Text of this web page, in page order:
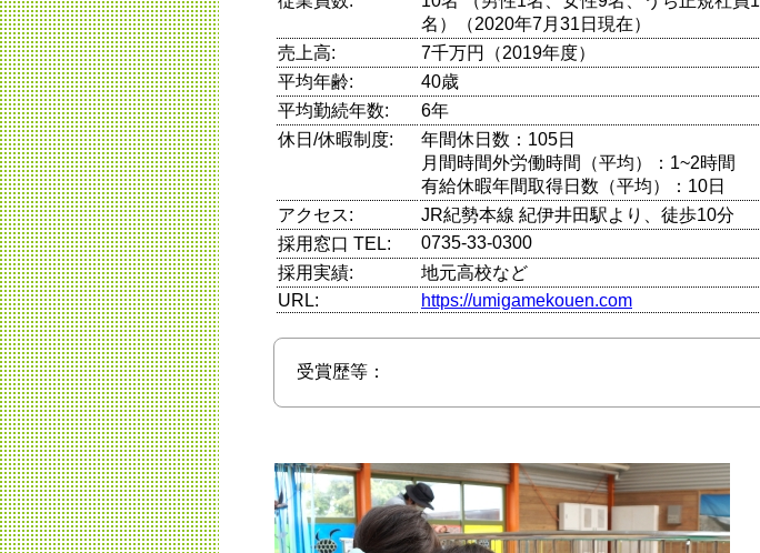
名）（2020年7月31日現在）
売上高:
7千万円（2019年度）
平均年齢:
40歳
平均勤続年数:
6年
休日/休暇制度:
年間休日数：105日
月間時間外労働時間（平均）：1~2時間
有給休暇年間取得日数（平均）：10日
アクセス:
JR紀勢本線 紀伊井田駅より、徒歩10分
採用窓口 TEL:
0735-33-0300
採用実績:
地元高校など
URL:
https://umigamekouen.com
受賞歴等：